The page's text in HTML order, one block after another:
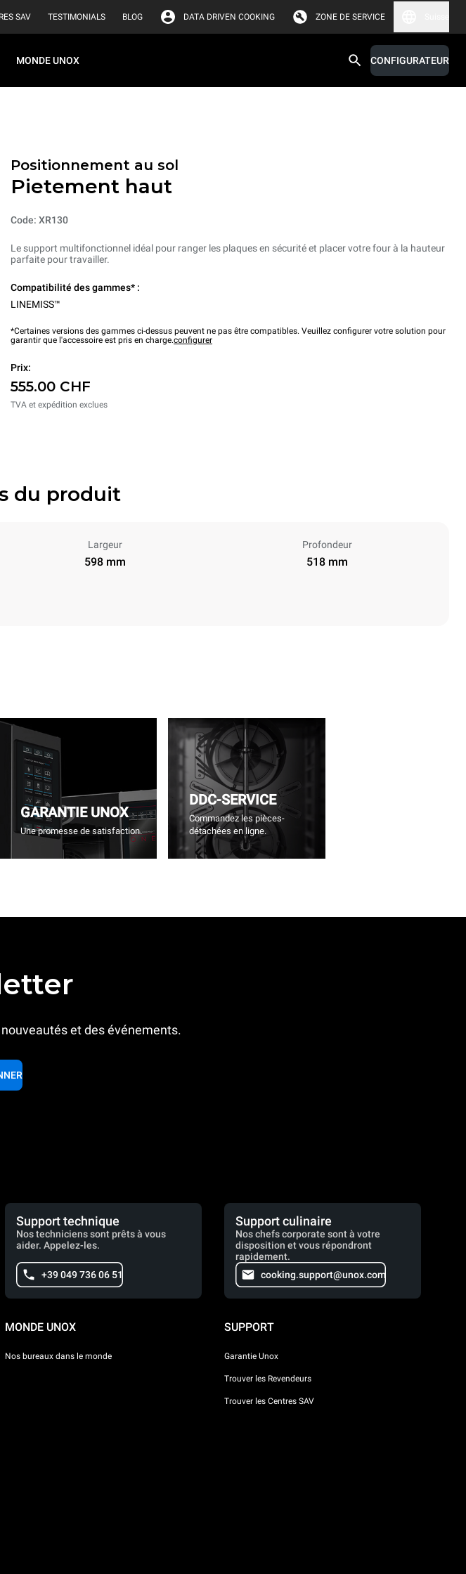
SAV TESTIMONIALS BLOG DATA DRIVEN COOKING ZONE DE SERVICE
MONDE UNOX CONFIGURATEUR
Positionnement au sol
Pietement haut
Code: XR130
Le support multifonctionnel idéal pour ranger les plaques en sécurité et placer votre four à la hauteur
parfaite pour travailler.
Compatibilité des gammes* :
LINEMISS™
*Certaines versions des gammes ci-dessus peuvent ne pas être compatibles. Veuillez configurer votre solution pour
garantir que l'accessoire est pris en charge.configurer
Prix:
555.00 CHF
TVA et expédition exclues
du produit
Largeur
598 mm
Profondeur
518 mm
GARANTIE UNOX
Une promesse de satisfaction.
DDC-SERVICE
Commandez les pièces-
détachées en ligne.
et des événements.
Support technique
Nos techniciens sont prêts à vous
aider. Appelez-les.
+39 049 736 06 51
Support culinaire
Nos chefs corporate sont à votre
disposition et vous répondront
rapidement.
cooking.support@unox.com
MONDE UNOX
Nos bureaux dans le monde
SUPPORT
Garantie Unox
Trouver les Revendeurs
Trouver les Centres SAV